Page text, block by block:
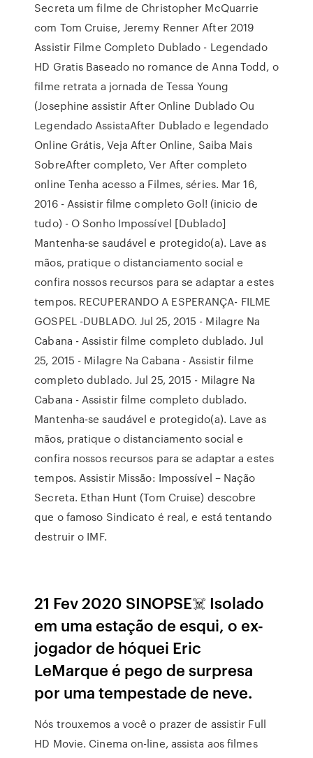
Secreta um filme de Christopher McQuarrie
com Tom Cruise, Jeremy Renner After 2019
Assistir Filme Completo Dublado - Legendado
HD Gratis Baseado no romance de Anna Todd, o
filme retrata a jornada de Tessa Young
(Josephine assistir After Online Dublado Ou
Legendado AssistaAfter Dublado e legendado
Online Grátis, Veja After Online, Saiba Mais
SobreAfter completo, Ver After completo
online Tenha acesso a Filmes, séries. Mar 16,
2016 - Assistir filme completo Gol! (inicio de
tudo) - O Sonho Impossível [Dublado]
Mantenha-se saudável e protegido(a). Lave as
mãos, pratique o distanciamento social e
confira nossos recursos para se adaptar a estes
tempos. RECUPERANDO A ESPERANÇA- FILME
GOSPEL -DUBLADO. Jul 25, 2015 - Milagre Na
Cabana - Assistir filme completo dublado. Jul
25, 2015 - Milagre Na Cabana - Assistir filme
completo dublado. Jul 25, 2015 - Milagre Na
Cabana - Assistir filme completo dublado.
Mantenha-se saudável e protegido(a). Lave as
mãos, pratique o distanciamento social e
confira nossos recursos para se adaptar a estes
tempos. Assistir Missão: Impossível – Nação
Secreta. Ethan Hunt (Tom Cruise) descobre
que o famoso Sindicato é real, e está tentando
destruir o IMF.
21 Fev 2020 SINOPSE☠️ Isolado
em uma estação de esqui, o ex-
jogador de hóquei Eric
LeMarque é pego de surpresa
por uma tempestade de neve.
Nós trouxemos a você o prazer de assistir Full
HD Movie. Cinema on-line, assista aos filmes